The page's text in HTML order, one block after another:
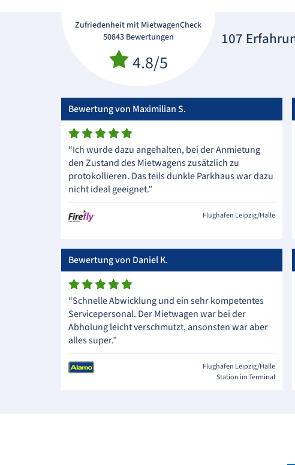
Zufriedenheit mit MietwagenCheck
50843 Bewertungen
4.8/5
107
Bewertung von Maximilian S.
“Ich wurde dazu angehalten, bei der Anmietung
den Zustand des Mietwagens zusätzlich zu
protokollieren. Das teils dunkle Parkhaus war dazu
nicht ideal geeignet.”
Flughafen Leipzig/Halle
Bewertung von Daniel K.
“Schnelle Abwicklung und ein sehr kompetentes
Servicepersonal. Der Mietwagen war bei der
Abholung leicht verschmutzt, ansonsten war aber
alles super.”
Flughafen Leipzig/Halle
Station im Terminal